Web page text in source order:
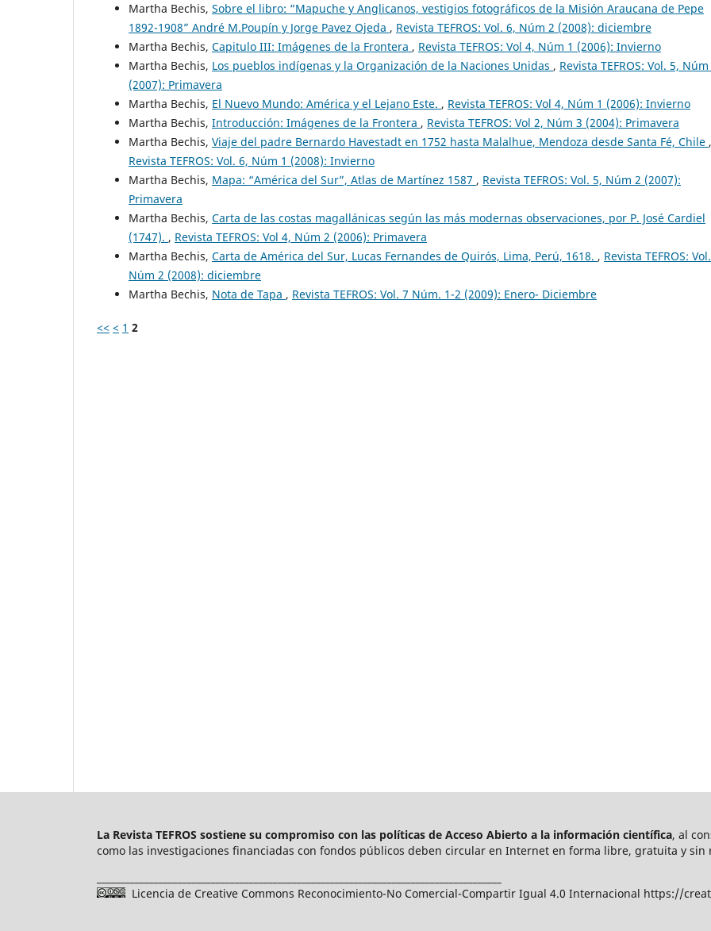
Martha Bechis, Sobre el libro: “Mapuche y Anglicanos, vestigios fotográficos de la Misión Araucana de Pepe
1892-1908” André M.Poupín y Jorge Pavez Ojeda , Revista TEFROS: Vol. 6, Núm 2 (2008): diciembre
Martha Bechis, Capitulo III: Imágenes de la Frontera , Revista TEFROS: Vol 4, Núm 1 (2006): Invierno
Martha Bechis, Los pueblos indígenas y la Organización de la Naciones Unidas , Revista TEFROS: Vol. 5,
(2007): Primavera
Martha Bechis, El Nuevo Mundo: América y el Lejano Este. , Revista TEFROS: Vol 4, Núm 1 (2006): Invierno
Martha Bechis, Introducción: Imágenes de la Frontera , Revista TEFROS: Vol 2, Núm 3 (2004): Primavera
Martha Bechis, Viaje del padre Bernardo Havestadt en 1752 hasta Malalhue, Mendoza desde Santa Fé, Chile ,
Revista TEFROS: Vol. 6, Núm 1 (2008): Invierno
Martha Bechis, Mapa: “América del Sur”, Atlas de Martínez 1587 , Revista TEFROS: Vol. 5, Núm 2 (2007):
Primavera
Martha Bechis, Carta de las costas magallánicas según las más modernas observaciones, por P. José Cardiel
(1747). , Revista TEFROS: Vol 4, Núm 2 (2006): Primavera
Martha Bechis, Carta de América del Sur, Lucas Fernandes de Quirós, Lima, Perú, 1618. , Revista TEFROS:
Núm 2 (2008): diciembre
Martha Bechis, Nota de Tapa , Revista TEFROS: Vol. 7 Núm. 1-2 (2009): Enero- Diciembre
<< < 1 2
La Revista TEFROS sostiene su compromiso con las políticas de Acceso Abierto a la información científica, al
como las investigaciones financiadas con fondos públicos deben circular en Internet en forma libre, gratuita y sin
Licencia de Creative Commons Reconocimiento-No Comercial-Compartir Igual 4.0 Internacional https://